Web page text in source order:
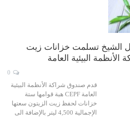
الشيخ تسلمت خزانات زيت
البيئية العامة
قدم صندوق شراكة الأنظمة البيئية
العامة CEPF هبة قوامها ستة
خزانات لحفظ زيت الزيتون سعتها
الإجمالية 4,500 ليتر بالإضافة الى